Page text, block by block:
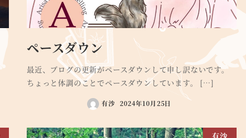
ペースダウン
最近、ブログの更新がペースダウンして申し訳ないです。
ちょっと体調のことでペースダウンしています。 […]
有沙 2024年10月25日
有沙